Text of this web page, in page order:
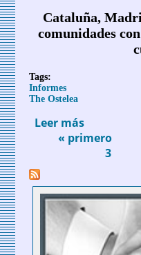
Cataluña,
comunidades
Tags:
Informes
The Ostelea
Leer más sobre
de los
Páginas
« primero
3